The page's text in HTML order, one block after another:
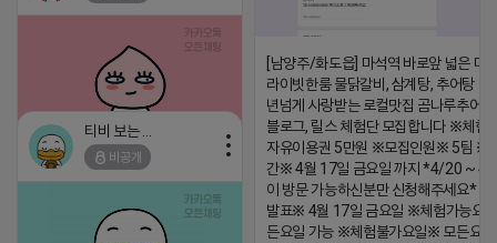
[남양주/화도읍] 마석역 바로앞 넓은 매
라이빗한룸 물닭갈비, 삼계탕, 추어탕 맛
년넘게 사랑받는 로컬맛집 곰나루추어
블로그, 릴스 체험단 모집합니다 ※체험
자유이용권 5만원 ※모집인원※ 5팀 ※
간※ 4월 17일 금요일 까지 *4/20 ~ 4/
이 방문 가능하신분만 신청해주세요* ※
발표※ 4월 17일 금요일 ※체험가능요
든요일 가능 ※체험불가요일※ 모든요
2026-04-18 17:05
비공개